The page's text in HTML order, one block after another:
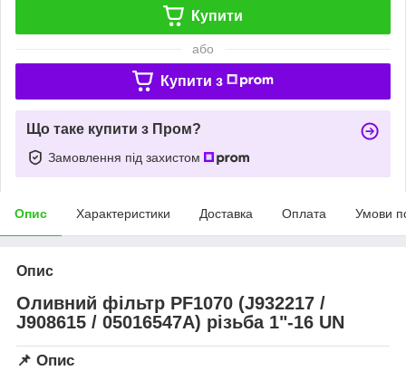
Купити
або
Купити з
Що таке купити з Пром?
Замовлення під захистом
Опис Характеристики Доставка Оплата Умови
Опис
Оливний фільтр PF1070 (J932217 /
J908615 / 05016547A) різьба 1"-16 UN
📌 Опис